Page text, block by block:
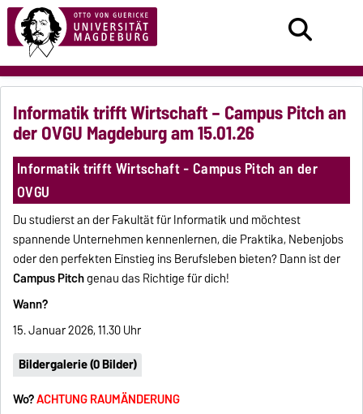
Informatik trifft Wirtschaft – Campus Pitch an
der OVGU Magdeburg am 15.01.26
Informatik trifft Wirtschaft - Campus Pitch an der
OVGU
Du studierst an der Fakultät für Informatik und möchtest
spannende Unternehmen kennenlernen, die Praktika, Nebenjobs
oder den perfekten Einstieg ins Berufsleben bieten? Dann ist der
Campus Pitchgenau das Richtige für dich!
Wann?
15. Januar 2026, 11.30 Uhr
Bildergalerie (0 Bilder)
Wo?ACHTUNG RAUMÄNDERUNG